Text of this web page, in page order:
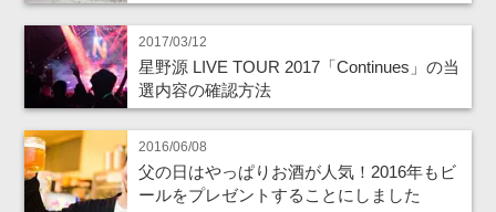
2017/03/12
星野源 LIVE TOUR 2017「Continues」の当
選内容の確認方法
2016/06/08
父の日はやっぱりお酒が人気！2016年もビ
ールをプレゼントすることにしました